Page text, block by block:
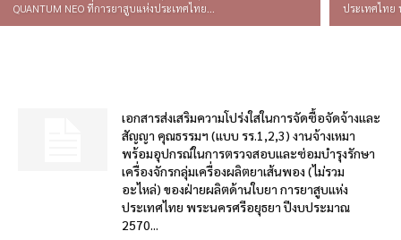
QUANTUM NEO ที่การยาสูบแห่งประเทศไทย...
ประเทศไทย
เอกสารส่งเสริมความโปร่งใสในการจัดซื้อจัดจ้างและ
สัญญา คุณธรรมฯ (แบบ รร.1,2,3) งานจ้างเหมา
พร้อมอุปกรณ์ในการตรวจสอบและซ่อมบำรุงรักษา
เครื่องจักรกลุ่มเครื่องผลิตยาเส้นพอง (ไม่รวม
อะไหล่) ของฝ่ายผลิตด้านใบยา การยาสูบแห่ง
ประเทศไทย พระนครศรีอยุธยา ปีงบประมาณ
2570...